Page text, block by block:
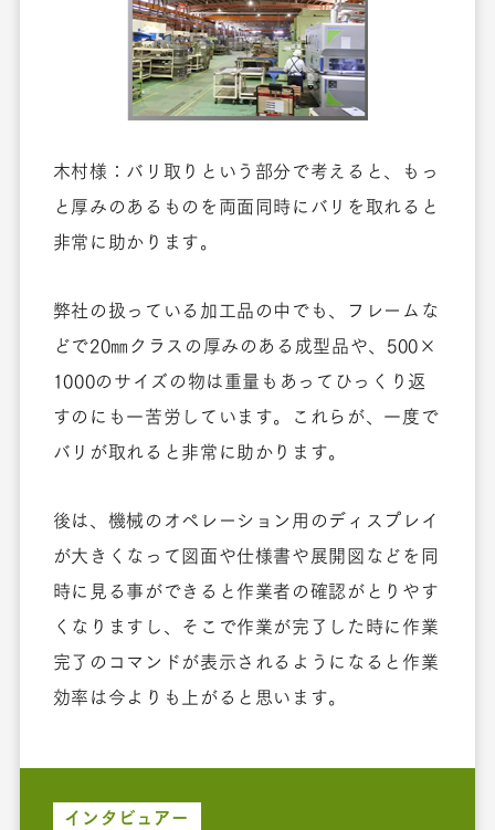
木村様：バリ取りという部分で考えると、もっ
と厚みのあるものを両面同時にバリを取れると
非常に助かります。
弊社の扱っている加工品の中でも、フレームな
どで20㎜クラスの厚みのある成型品や、500×
1000のサイズの物は重量もあってひっくり返
すのにも一苦労しています。これらが、一度で
バリが取れると非常に助かります。
後は、機械のオペレーション用のディスプレイ
が大きくなって図面や仕様書や展開図などを同
時に見る事ができると作業者の確認がとりやす
くなりますし、そこで作業が完了した時に作業
完了のコマンドが表示されるようになると作業
効率は今よりも上がると思います。
インタビュアー